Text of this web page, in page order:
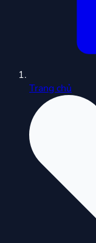
Trang chủ